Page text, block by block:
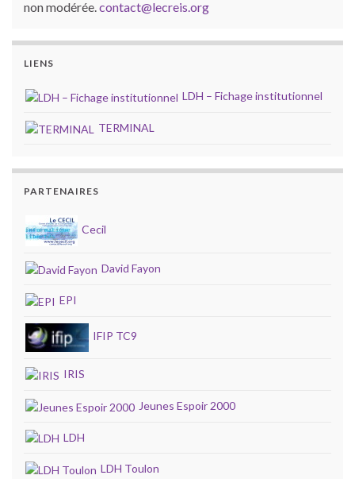
non modérée. contact@lecreis.org
LIENS
LDH – Fichage institutionnel
TERMINAL
PARTENAIRES
Cecil
David Fayon
EPI
IFIP TC9
IRIS
Jeunes Espoir 2000
LDH
LDH Toulon